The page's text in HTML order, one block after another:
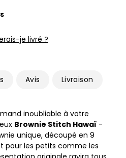
je livré ?
Avis Livraison
inoubliable à votre
Brownie Stitch Hawaï -
unique, découpé en 9
pour les petits comme les